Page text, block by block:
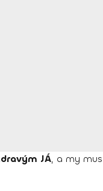
JÁ, a my